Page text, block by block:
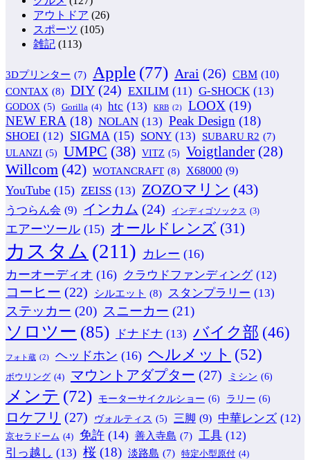
アウトドア (26)
スポーツ (105)
雑記 (113)
3Dプリンター (7) Apple (77) Arai (26) CBM (10)
CONTAX (8) DIY (24) EXILIM (11) G-SHOCK (13)
GODOX (5) Gorilla (4) htc (13) KRB (2) LOOX (19)
NEW ERA (18) NOLAN (13) Peak Design (18)
SHOEI (12) SIGMA (15) SONY (13) SUBARU R2 (7)
ULANZI (5) UMPC (38) VITZ (5) Voigtlander (28)
Willcom (42) WOTANCRAFT (8) X68000 (9)
YouTube (15) ZEISS (13) ZOZOマリン (43)
うつらん会 (9) インカム (24) インディゴソックス (3)
エアーツール (15) オールドレンズ (31)
カスタム (211) カレー (16)
カーオーディオ (16) クラウドファンディング (12)
コーヒー (22) シルエット (8) スタンプラリー (13)
ステッカー (20) スニーカー (21)
ソロツー (85) ドナドナ (13) バイク部 (46)
フォト蔵 (2) ヘッドホン (16) ヘルメット (52)
ボウリング (4) マウントアダプター (27) ミシン (6)
メンテ (72) モーターサイクルショー (6) ラリー (6)
ロケフリ (27) ヴォルティス (5) 三脚 (9) 中華レンズ (12)
京セラドーム (4) 免許 (14) 善入寺島 (7) 工具 (12)
引っ越し (13) 桜 (18) 淡路島 (7) 特定小型原付 (4)